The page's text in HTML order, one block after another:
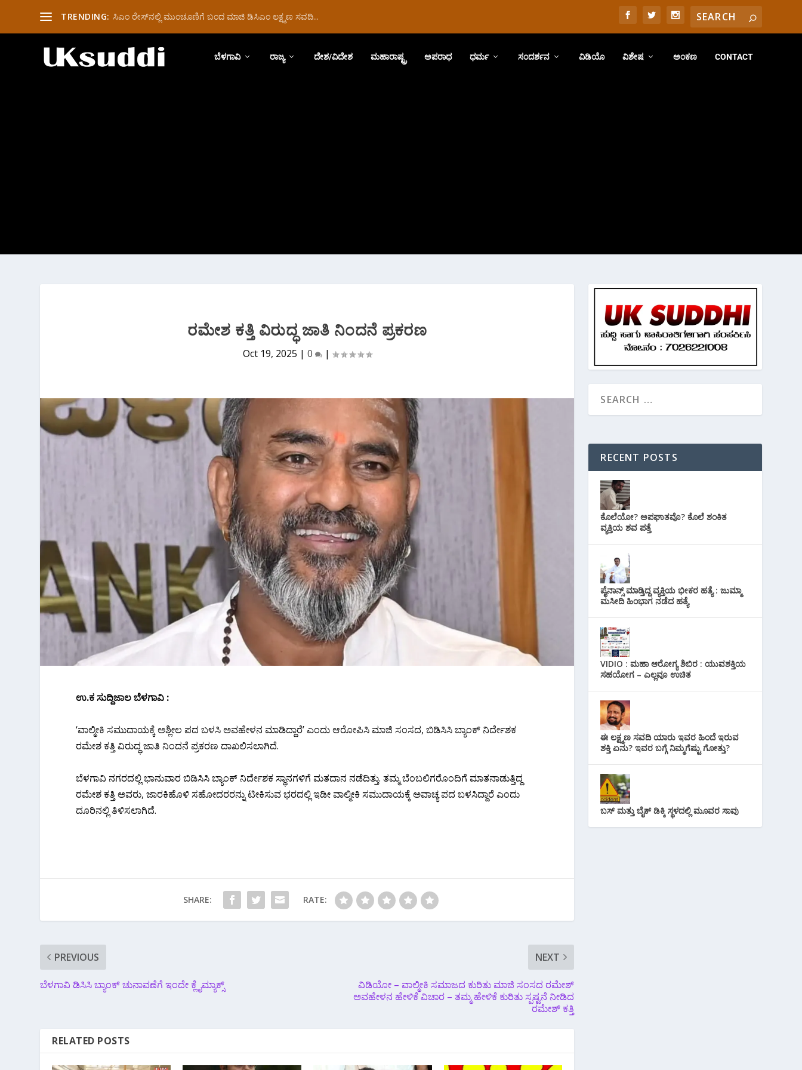
TRENDING: ಸಿಎಂ ರೇಸ್‌ನಲ್ಲಿ ಮುಂಚೂಣಿಗೆ ಬಂದ ಮಾಜಿ ಡಿಸಿಎಂ ಲಕ್ಷ್ಮಣ ಸವದಿ...
ಬೆಳಗಾವಿ ರಾಜ್ಯ ದೇಶ/ವಿದೇಶ ಮಹಾರಾಷ್ಟ್ರ ಅಪರಾಧ ಧರ್ಮ ಸಂದರ್ಶನ ವಿಡಿಯೊ ವಿಶೇಷ ಅಂಕಣ CONTACT
ರಮೇಶ ಕತ್ತಿ ವಿರುದ್ಧ ಜಾತಿ ನಿಂದನೆ ಪ್ರಕರಣ
Oct 19, 2025 | 0 |
ಉ.ಕ ಸುದ್ದಿಜಾಲ ಬೆಳಗಾವಿ :
‘ವಾಲ್ಮೀಕಿ ಸಮುದಾಯಕ್ಕೆ ಅಶ್ಲೀಲ ಪದ ಬಳಸಿ ಅವಹೇಳನ ಮಾಡಿದ್ದಾರೆ’ ಎಂದು ಆರೋಪಿಸಿ ಮಾಜಿ ಸಂಸದ, ಬಿಡಿಸಿಸಿ ಬ್ಯಾಂಕ್ ನಿರ್ದೇಶಕ
ರಮೇಶ ಕತ್ತಿ ವಿರುದ್ಧ ಜಾತಿ ನಿಂದನೆ ಪ್ರಕರಣ ದಾಖಲಿಸಲಾಗಿದೆ.
ಬೆಳಗಾವಿ ನಗರದಲ್ಲಿ ಭಾನುವಾರ ಬಿಡಿಸಿಸಿ ಬ್ಯಾಂಕ್ ನಿರ್ದೇಶಕ ಸ್ಥಾನಗಳಿಗೆ ಮತದಾನ ನಡೆದಿತ್ತು. ತಮ್ಮ ಬೆಂಬಲಿಗರೊಂದಿಗೆ ಮಾತನಾಡುತ್ತಿದ್ದ
ರಮೇಶ ಕತ್ತಿ ಅವರು, ಜಾರಕಿಹೊಳಿ ಸಹೋದರರನ್ನು ಟೀಕಿಸುವ ಭರದಲ್ಲಿ ಇಡೀ ವಾಲ್ಮೀಕಿ ಸಮುದಾಯಕ್ಕೆ ಅವಾಚ್ಯ ಪದ ಬಳಸಿದ್ದಾರೆ ಎಂದು
ದೂರಿನಲ್ಲಿ ತಿಳಿಸಲಾಗಿದೆ.
SHARE: RATE:
PREVIOUS
ಬೆಳಗಾವಿ ಡಿಸಿಸಿ ಬ್ಯಾಂಕ್ ಚುನಾವಣೆಗೆ ಇಂದೇ ಕ್ಲೈಮ್ಯಾಕ್ಸ್
NEXT
ವಿಡಿಯೋ – ವಾಲ್ಮೀಕಿ ಸಮಾಜದ ಕುರಿತು ಮಾಜಿ ಸಂಸದ ರಮೇಶ್
ಅವಹೇಳನ ಹೇಳಿಕೆ ವಿಚಾರ – ತಮ್ಮ ಹೇಳಿಕೆ ಕುರಿತು ಸ್ಪಷ್ಟನೆ ನೀಡಿದ
ರಮೇಶ್ ಕತ್ತಿ
RELATED POSTS
RECENT POSTS
ಕೊಲೆಯೋ? ಅಪಘಾತವೊ? ಕೊಲೆ ಶಂಕಿತ
ವ್ಯಕ್ತಿಯ ಶವ ಪತ್ತೆ
ಪೈನಾನ್ಸ್ ಮಾಡ್ತಿದ್ದ ವ್ಯಕ್ತಿಯ ಭೀಕರ‌ ಹತ್ಯೆ : ಜುಮ್ಮಾ
ಮಸೀದಿ ಹಿಂಭಾಗ ನಡೆದ ಹತ್ಯೆ
VIDIO : ಮಹಾ ಆರೋಗ್ಯ ಶಿಬಿರ : ಯುವಶಕ್ತಿಯ
ಸಹಯೋಗ – ಎಲ್ಲವೂ ಉಚಿತ
ಈ ಲಕ್ಷ್ಮಣ ಸವದಿ ಯಾರು ಇವರ ಹಿಂದೆ ಇರುವ
ಶಕ್ತಿ ಏನು? ಇವರ ಬಗ್ಗೆ ನಿಮ್ಮಗೆಷ್ಟು ಗೋತ್ತು?
ಬಸ್ ಮತ್ತು ಬೈಕ್ ಡಿಕ್ಕಿ ಸ್ಥಳದಲ್ಲಿ ಮೂವರ ಸಾವು